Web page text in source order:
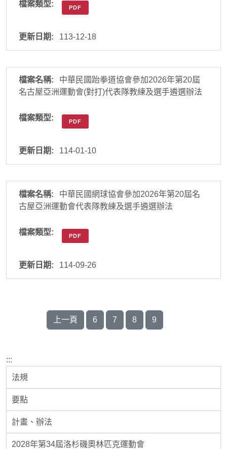
:::
法規
要點
計畫、辦法
2028年第34屆洛杉磯奧林匹克運動會
PDF
113-12-18
中華民國跆拳道協會參加2026年第20屆
名古屋亞洲運動會(對打)代表隊教練及選手遴選辦法
PDF
114-01-10
中華民國網球協會參加2026年第20屆名
古屋亞洲運動會代表隊教練及選手遴選辦法
PDF
114-09-26
上一頁 6 7 8 9